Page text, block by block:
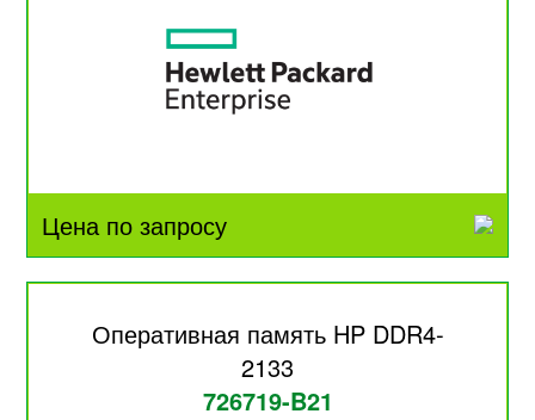
Цена по запросу
Оперативная память HP DDR4-
2133
726719-B21